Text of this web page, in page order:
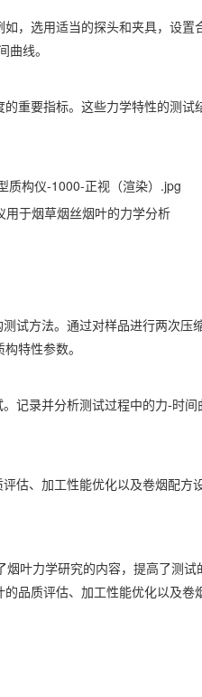
，选用适当的探头和夹具，设
曲线。
重要指标。这些力学特性的测试
用于烟草烟丝烟叶的力学分析
试方法。通过对样品进行两次压
特性参数。
记录并分析测试过程中的力-时间
估、加工性能优化以及卷烟配方
叶力学研究的内容，提高了测试
品质评估、加工性能优化以及卷